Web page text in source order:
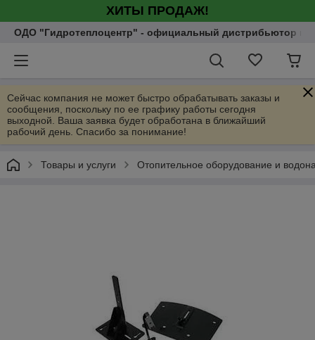
ХИТЫ ПРОДАЖ!
ОДО "Гидротеплоцентр" - официальный дистрибьютор
Сейчас компания не может быстро обрабатывать заказы и
сообщения, поскольку по ее графику работы сегодня
выходной. Ваша заявка будет обработана в ближайший
рабочий день. Спасибо за понимание!
Товары и услуги Отопительное оборудование и